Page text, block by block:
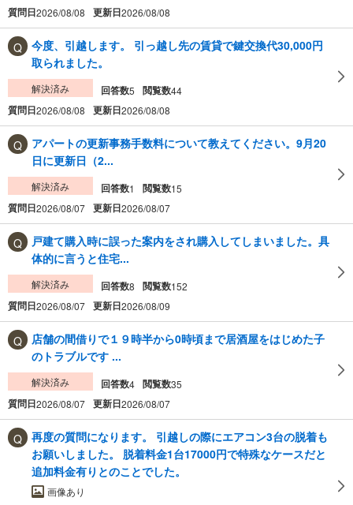
質問日2026/08/08 更新日2026/08/08
今度、引越します。 引っ越し先の賃貸で鍵交換代30,000円
取られました。
解決済み 回答数5 閲覧数44
質問日2026/08/08 更新日2026/08/08
アパートの更新事務手数料について教えてください。9月20
日に更新日（2...
解決済み 回答数1 閲覧数15
質問日2026/08/07 更新日2026/08/07
戸建て購入時に誤った案内をされ購入してしまいました。具
体的に言うと住宅...
解決済み 回答数8 閲覧数152
質問日2026/08/07 更新日2026/08/09
店舗の間借りで１９時半から0時頃まで居酒屋をはじめた子
のトラブルです ...
解決済み 回答数4 閲覧数35
質問日2026/08/07 更新日2026/08/07
再度の質問になります。 引越しの際にエアコン3台の脱着も
お願いしました。 脱着料金1台17000円で特殊なケースだと
追加料金有りとのことでした。
画像あり